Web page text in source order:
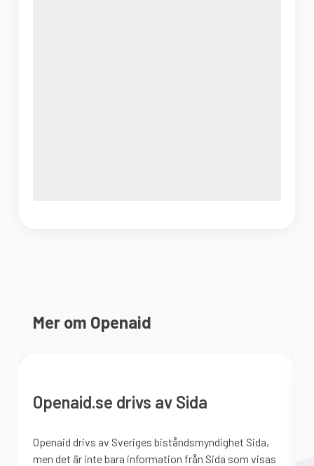
Mer om Openaid
Openaid.se drivs av Sida
Openaid drivs av Sveriges biståndsmyndighet Sida,
men det är inte bara information från Sida som visas